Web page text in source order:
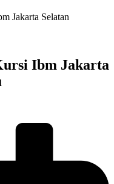
Jakarta Selatan
Ibm Jakarta